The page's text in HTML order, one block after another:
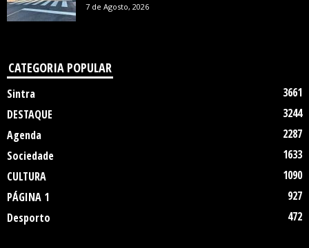
7 de Agosto, 2026
CATEGORIA POPULAR
Sintra
3661
DESTAQUE
3244
Agenda
2287
Sociedade
1633
CULTURA
1090
PÁGINA 1
927
Desporto
472